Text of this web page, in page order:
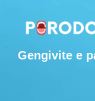
Gengivite e